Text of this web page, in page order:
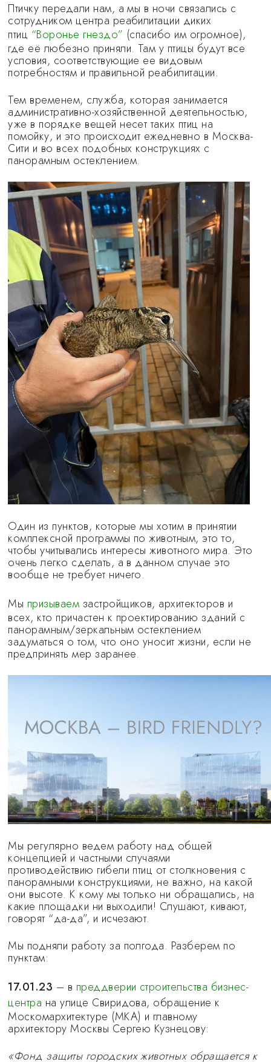
Птичку передали нам, а мы в ночи связались с
сотрудником центра реабилитации диких
птиц “Воронье гнездо” (спасибо им огромное),
где её любезно приняли. Там у птицы будут все
условия, соответствующие ее видовым
потребностям и правильной реабилитации.
Тем временем, служба, которая занимается
административно-хозяйственной деятельностью,
уже в порядке вещей несет таких птиц на
помойку, и это происходит ежедневно в Москва-
Сити и во всех подобных конструкциях с
панорамным остеклением.
Один из пунктов, которые мы хотим в принятии
комплексной программы по животным, это то,
чтобы учитывались интересы животного мира. Это
очень легко сделать, а в данном случае это
вообще не требует ничего.
Мы призываем застройщиков, архитекторов и
всех, кто причастен к проектированию зданий с
панорамным/зеркальным остеклением
задуматься о том, что оно уносит жизни, если не
предпринять мер заранее.
Мы регулярно ведем работу над общей
концепцией и частными случаями
противодействию гибели птиц от столкновения с
панорамными конструкциями, не важно, на какой
они высоте. К кому мы только ни обращались, на
какие площадки ни выходили! Слушают, кивают,
говорят “да-да”, и исчезают.
Мы подняли работу за полгода. Разберем по
пунктам:
17.01.23 – в преддверии строительства бизнес-
центра на улице Свиридова, обращение к
Москомархитектуре (МКА) и главному
архитектору Москвы Сергею Кузнецову:
«Фонд защиты городских животных обращается к